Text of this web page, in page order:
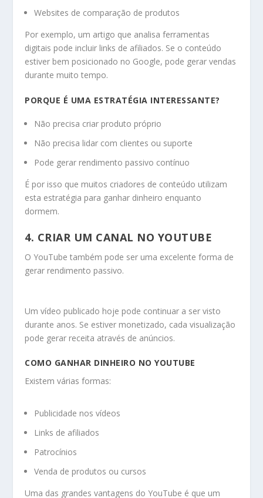
Websites de comparação de produtos
Por exemplo, um artigo que analisa ferramentas
digitais pode incluir links de afiliados. Se o conteúdo
estiver bem posicionado no Google, pode gerar vendas
durante muito tempo.
PORQUE É UMA ESTRATÉGIA INTERESSANTE?
Não precisa criar produto próprio
Não precisa lidar com clientes ou suporte
Pode gerar rendimento passivo contínuo
É por isso que muitos criadores de conteúdo utilizam
esta estratégia para ganhar dinheiro enquanto
dormem.
4. CRIAR UM CANAL NO YOUTUBE
O YouTube também pode ser uma excelente forma de
gerar rendimento passivo.
Um vídeo publicado hoje pode continuar a ser visto
durante anos. Se estiver monetizado, cada visualização
pode gerar receita através de anúncios.
COMO GANHAR DINHEIRO NO YOUTUBE
Existem várias formas:
Publicidade nos vídeos
Links de afiliados
Patrocínios
Venda de produtos ou cursos
Uma das grandes vantagens do YouTube é que um